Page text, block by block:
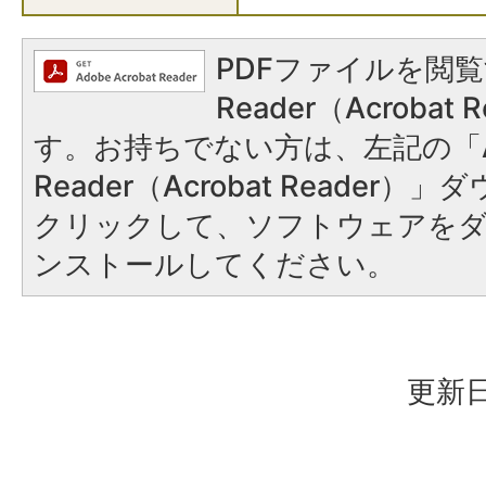
PDFファイルを閲
Reader（Acrobat
す。お持ちでない方は、左記の
Reader（Acrobat Reader）」ダ
クリックして、ソフトウェアを
ンストールしてください。
更新